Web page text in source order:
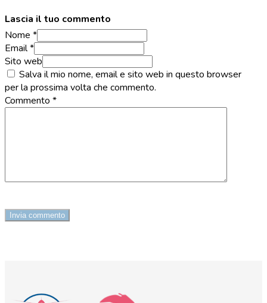
Lascia il tuo commento
Nome *
Email *
Sito web
Salva il mio nome, email e sito web in questo browser
per la prossima volta che commento.
Commento *